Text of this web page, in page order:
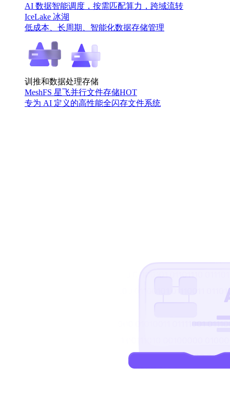
AI 数据智能调度，按需匹配算力，跨域流转
IceLake 冰湖
低成本、长周期、智能化数据存储管理
训推和数据处理存储
MeshFS 星飞并行文件存储HOT
专为 AI 定义的高性能全闪存文件系统